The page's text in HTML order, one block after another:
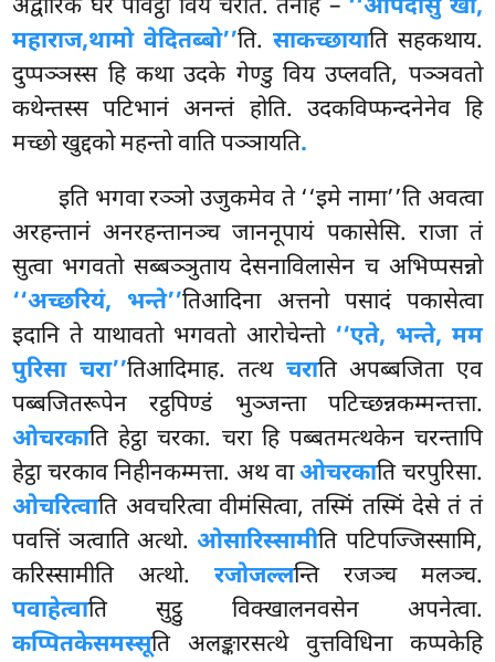
अद्वारिकं घरं पविट्ठो विय चरति. तेनाह – ‘‘आपदासु खो,
महाराज,थामो वेदितब्बो’’ति. साकच्छायाति सहकथाय.
दुप्पञ्ञस्स हि कथा उदके गेण्डु विय उप्लवति, पञ्ञवतो
कथेन्तस्स पटिभानं अनन्तं होति. उदकविप्फन्दनेनेव हि
मच्छो खुद्दको महन्तो वाति पञ्ञायति.
इति भगवा रञ्ञो उजुकमेव ते ‘‘इमे नामा’’ति अवत्वा
अरहन्तानं अनरहन्तानञ्च जाननूपायं पकासेसि. राजा तं
सुत्वा भगवतो सब्बञ्ञुताय देसनाविलासेन च अभिप्पसन्नो
‘‘अच्छरियं, भन्ते’’तिआदिना अत्तनो पसादं पकासेत्वा
इदानि ते याथावतो भगवतो आरोचेन्तो ‘‘एते, भन्ते, मम
पुरिसा चरा’’तिआदिमाह. तत्थ चराति अपब्बजिता एव
पब्बजितरूपेन रट्ठपिण्डं भुञ्जन्ता पटिच्छन्नकम्मन्तत्ता.
ओचरकाति हेट्ठा चरका. चरा हि पब्बतमत्थकेन चरन्तापि
हेट्ठा चरकाव निहीनकम्मत्ता. अथ वाओचरकाति चरपुरिसा.
ओचरित्वाति अवचरित्वा वीमंसित्वा, तस्मिं तस्मिं देसे तं तं
पवत्तिं ञत्वाति अत्थो.ओसारिस्सामीति पटिपज्जिस्सामि,
करिस्सामीति अत्थो. रजोजल्लन्ति रजञ्च मलञ्च.
पवाहेत्वाति सुट्ठु विक्खालनवसेन अपनेत्वा.
कप्पितकेसमस्सूति अलङ्कारसत्थे वुत्तविधिना कप्पकेहि